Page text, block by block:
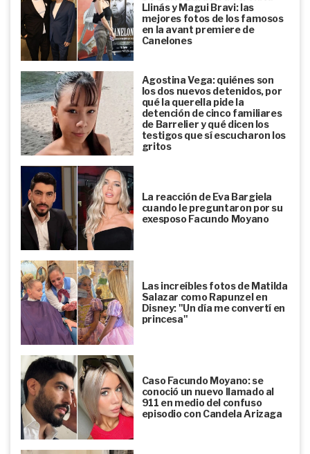
Llinás y Magui Bravi: las
mejores fotos de los famosos
en la avant premiere de
Canelones
Agostina Vega: quiénes son
los dos nuevos detenidos, por
qué la querella pide la
detención de cinco familiares
de Barrelier y qué dicen los
testigos que sí escucharon los
gritos
La reacción de Eva Bargiela
cuando le preguntaron por su
exesposo Facundo Moyano
Las increíbles fotos de Matilda
Salazar como Rapunzel en
Disney: "Un día me convertí en
princesa"
Caso Facundo Moyano: se
conoció un nuevo llamado al
911 en medio del confuso
episodio con Candela Arizaga